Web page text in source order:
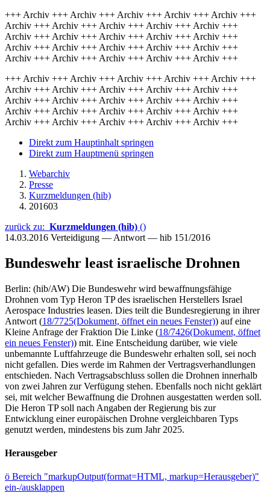
+++ Archiv +++ Archiv +++ Archiv +++ Archiv +++ Archiv +++
Archiv +++ Archiv +++ Archiv +++ Archiv +++ Archiv +++
Archiv +++ Archiv +++ Archiv +++ Archiv +++ Archiv +++
Archiv +++ Archiv +++ Archiv +++ Archiv +++ Archiv +++
Archiv +++ Archiv +++ Archiv +++ Archiv +++ Archiv +++
+++ Archiv +++ Archiv +++ Archiv +++ Archiv +++ Archiv +++
Archiv +++ Archiv +++ Archiv +++ Archiv +++ Archiv +++
Archiv +++ Archiv +++ Archiv +++ Archiv +++ Archiv +++
Archiv +++ Archiv +++ Archiv +++ Archiv +++ Archiv +++
Archiv +++ Archiv +++ Archiv +++ Archiv +++ Archiv +++
Direkt zum Hauptinhalt springen
Direkt zum Hauptmenü springen
Webarchiv
Presse
Kurzmeldungen (hib)
201603
zurück zu: Kurzmeldungen (hib) ()
14.03.2016 Verteidigung — Antwort — hib 151/2016
Bundeswehr least israelische Drohnen
Berlin: (hib/AW) Die Bundeswehr wird bewaffnungsfähige
Drohnen vom Typ Heron TP des israelischen Herstellers Israel
Aerospace Industries leasen. Dies teilt die Bundesregierung in ihrer
Antwort (18/7725(Dokument, öffnet ein neues Fenster)) auf eine
Kleine Anfrage der Fraktion Die Linke (18/7426(Dokument, öffnet
ein neues Fenster)) mit. Eine Entscheidung darüber, wie viele
unbemannte Luftfahrzeuge die Bundeswehr erhalten soll, sei noch
nicht gefallen. Dies werde im Rahmen der Vertragsverhandlungen
entschieden. Nach Vertragsabschluss sollen die Drohnen innerhalb
von zwei Jahren zur Verfügung stehen. Ebenfalls noch nicht geklärt
sei, mit welcher Bewaffnung die Drohnen ausgestatten werden soll.
Die Heron TP soll nach Angaben der Regierung bis zur
Entwicklung einer europäischen Drohne vergleichbaren Typs
genutzt werden, mindestens bis zum Jahr 2025.
Herausgeber
ö Bereich "markupOutput(format=HTML, markup=Herausgeber)"
ein-/ausklappen